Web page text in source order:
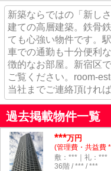
新築ならではの「新し
建ての高層建築。鉄骨
ても心強い物件です。
車での通勤も十分便利
徴的なお部屋。新宿区
ご覧ください。room-
当社までご連絡頂けれ
過去掲載物件一覧
***万円
(管理費・共益費
敷：***｜礼：***
36階 / *** / ***